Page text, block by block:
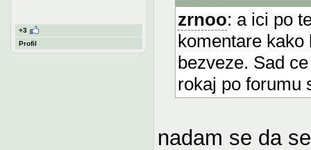
+3
Profil
zrnoo: a ici po
komentare
bezveze. Sad
rokaj po forumu
nadam se da